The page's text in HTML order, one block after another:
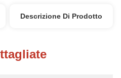
Descrizione Di Prodotto